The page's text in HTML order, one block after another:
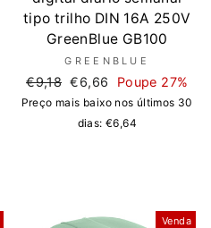
tipo trilho DIN 16A 250V
GreenBlue GB100
GREENBLUE
Preço
normal
€9,18 Preço
de
saldo
€6,66 Poupe 27%
Preço mais baixo nos últimos 30
dias: €6,64
Venda